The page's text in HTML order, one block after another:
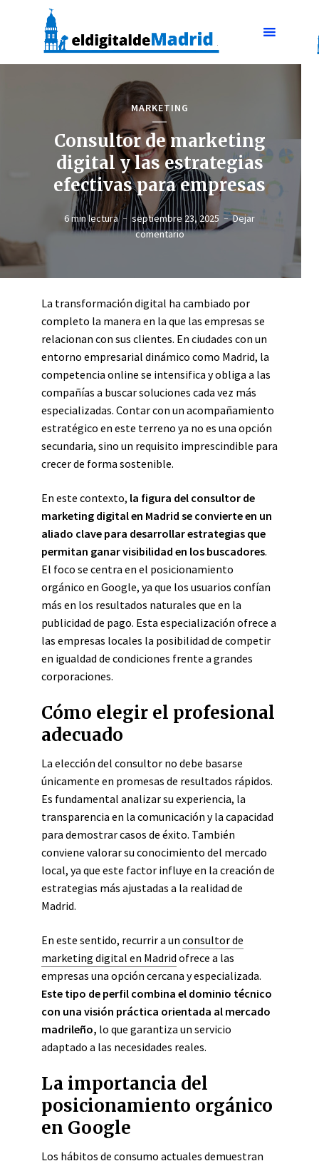
MARKETING
Consultor de marketing
digital y las estrategias
efectivas para empresas
6 min lectura septiembre 23, 2025
Dejar
comentario
La transformación digital ha cambiado por
completo la manera en la que las empresas se
relacionan con sus clientes. En ciudades con un
entorno empresarial dinámico como Madrid, la
competencia online se intensifica y obliga a las
compañías a buscar soluciones cada vez más
especializadas. Contar con un acompañamiento
estratégico en este terreno ya no es una opción
secundaria, sino un requisito imprescindible para
crecer de forma sostenible.
En este contexto, la figura del consultor de
marketing digital en Madrid se convierte en un
aliado clave para desarrollar estrategias que
permitan ganar visibilidad en los buscadores.
El foco se centra en el posicionamiento
orgánico en Google, ya que los usuarios confían
más en los resultados naturales que en la
publicidad de pago. Esta especialización ofrece a
las empresas locales la posibilidad de competir
en igualdad de condiciones frente a grandes
corporaciones.
Cómo elegir el profesional
adecuado
La elección del consultor no debe basarse
únicamente en promesas de resultados rápidos.
Es fundamental analizar su experiencia, la
transparencia en la comunicación y la capacidad
para demostrar casos de éxito. También
conviene valorar su conocimiento del mercado
local, ya que este factor influye en la creación de
estrategias más ajustadas a la realidad de
Madrid.
En este sentido, recurrir a un consultor de
marketing digital en Madrid ofrece a las
empresas una opción cercana y especializada.
Este tipo de perfil combina el dominio técnico
con una visión práctica orientada al mercado
madrileño, lo que garantiza un servicio
adaptado a las necesidades reales.
La importancia del
posicionamiento orgánico
en Google
Los hábitos de consumo actuales demuestran